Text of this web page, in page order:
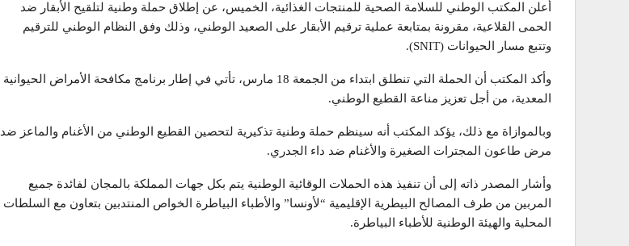
أعلن المكتب الوطني للسلامة الصحية للمنتجات الغذائية، الخميس، عن إطلاق حملة وطنية لتلقيح الأبقار ضد
الحمى القلاعية، مقرونة بمتابعة عملية ترقيم الأبقار على الصعيد الوطني، وذلك وفق النظام الوطني للترقيم
وتتبع مسار الحيوانات (SNIT).
وأكد المكتب أن الحملة التي تنطلق ابتداء من الجمعة 18 مارس، تأتي في إطار برنامج مكافحة الأمراض الحيوانية
المعدية، من أجل تعزيز مناعة القطيع الوطني.
وبالموازاة مع ذلك، يؤكد المكتب أنه سينظم حملة وطنية تذكيرية لتحصين القطيع الوطني من الأغنام والماعز ضد
مرض طاعون المجترات الصغيرة والأغنام ضد داء الجدري.
وأشار المصدر ذاته إلى أن تنفيذ هذه الحملات الوقائية الوطنية يتم بكل جهات المملكة بالمجان لفائدة جميع
المربين من طرف المصالح البيطرية الإقليمية “لأونسا” والأطباء البياطرة الخواص المنتدبين بتعاون مع السلطات
المحلية والهيئة الوطنية للأطباء البياطرة.